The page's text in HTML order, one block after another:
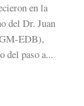
en la
del Dr. Juan
EDB),
del paso a...